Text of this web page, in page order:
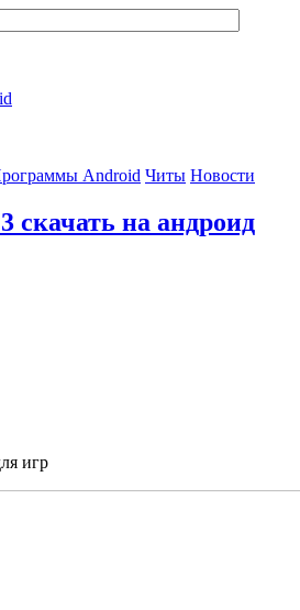
Android Читы Новости
скачать на андроид
игр